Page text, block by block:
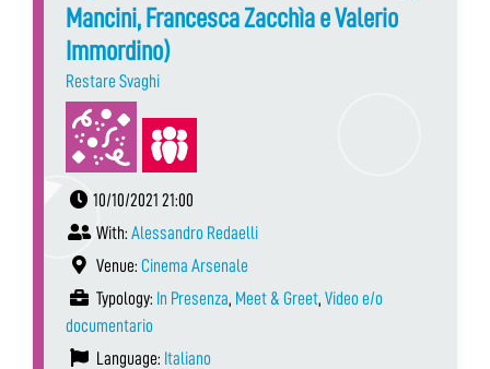
Mancini, Francesca Zacchìa e Valerio
Immordino)
Restare Svaghi
10/10/2021 21:00
With: Alessandro Redaelli
Venue: Cinema Arsenale
Typology: In Presenza, Meet & Greet, Video e/o
documentario
Language: Italiano